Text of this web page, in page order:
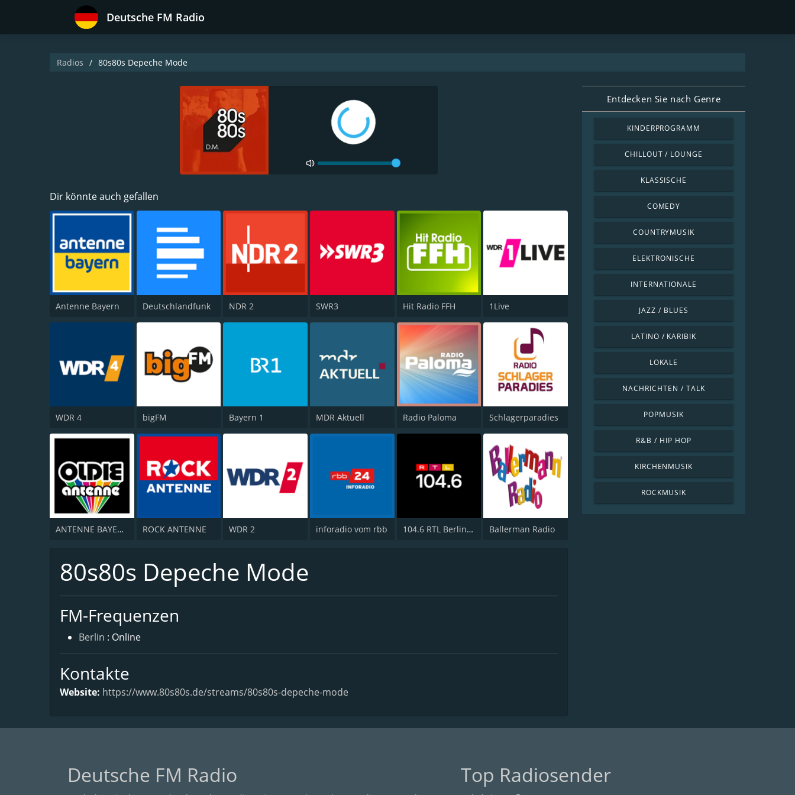
Deutsche FM Radio
Radios 80s80s Depeche Mode
Dir könnte auch gefallen
Antenne Bayern Deutschlandfunk NDR 2 SWR3 Hit Radio FFH 1Live
WDR 4 bigFM Bayern 1 MDR Aktuell Radio Paloma Schlagerparadies
ANTENNE BAYERN Oldies but Goldies ROCK ANTENNE WDR 2 inforadio vom rbb 104.6 RTL Berlins Hitradio Ballerman Radio
80s80s Depeche Mode
FM-Frequenzen
Berlin : Online
Kontakte
Website: https://www.80s80s.de/streams/80s80s-depeche-mode
Entdecken Sie nach Genre
KINDERPROGRAMM
CHILLOUT / LOUNGE
KLASSISCHE
COMEDY
COUNTRYMUSIK
ELEKTRONISCHE
INTERNATIONALE
JAZZ / BLUES
LATINO / KARIBIK
LOKALE
NACHRICHTEN / TALK
POPMUSIK
R&B / HIP HOP
KIRCHENMUSIK
ROCKMUSIK
Deutsche FM Radio Top Radiosender